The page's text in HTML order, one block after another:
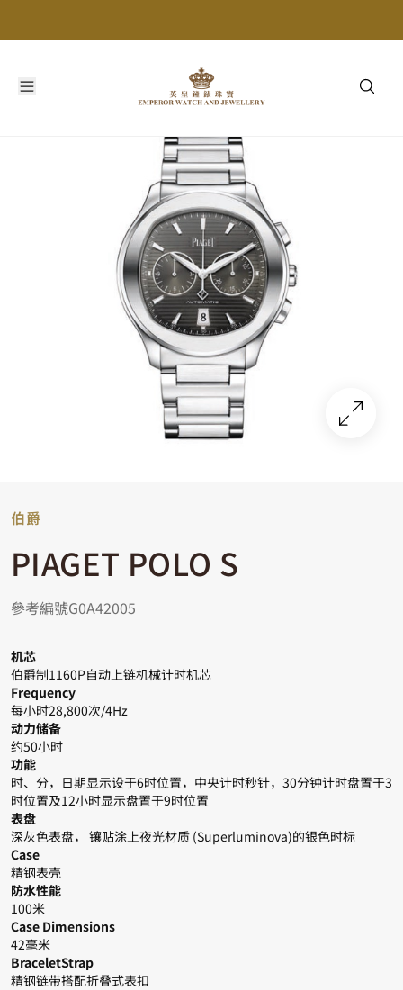
伯爵
PIAGET POLO S
參考編號G0A42005
机芯
伯爵制1160P自动上链机械计时机芯
Frequency
每小时28,800次/4Hz
动力储备
约50小时
功能
时、分，日期显示设于6时位置，中央计时秒针，30分钟计时盘置于3
时位置及12小时显示盘置于9时位置
表盘
深灰色表盘， 镶贴涂上夜光材质 (Superluminova)的银色时标
Case
精钢表壳
防水性能
100米
Case Dimensions
42毫米
BraceletStrap
精钢链带搭配折叠式表扣